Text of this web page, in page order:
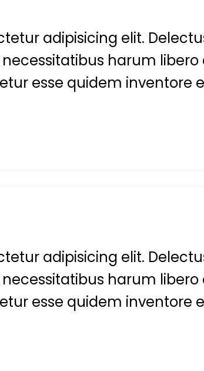
adipisicing elit.
harum
esse quidem inventore
adipisicing elit.
harum
esse quidem inventore